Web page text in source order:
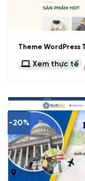
Theme WordPress
Xem thực tế
-20%